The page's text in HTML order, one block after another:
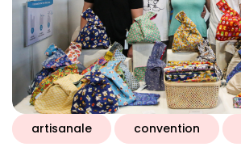
artisanale convention